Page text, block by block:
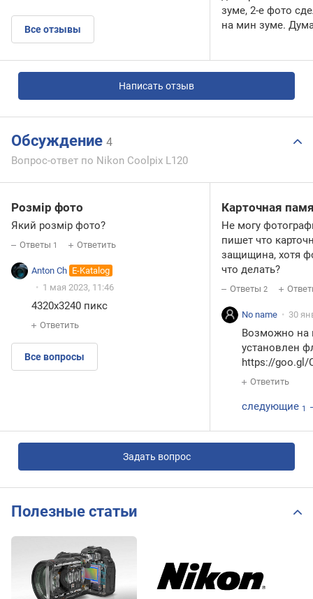
Все отзывы
зуме, 2-е фото
на мин зуме.
Написать отзыв
Обсуждение 4
Вопрос-ответ по Nikon Coolpix L120
Розмір фото
Який розмір фото?
Ответы 1 Ответить
Anton Ch E-Katalog
1 мая 2023, 11:46
4320x3240 пикс
Ответить
Все вопросы
Карточная
Не могу
пишет что
защищина, хотя
что делать?
Ответы 2
No name 30
Возможно на
установлен
https://goo.gl/
Ответить
следующие 1
Задать вопрос
Полезные статьи